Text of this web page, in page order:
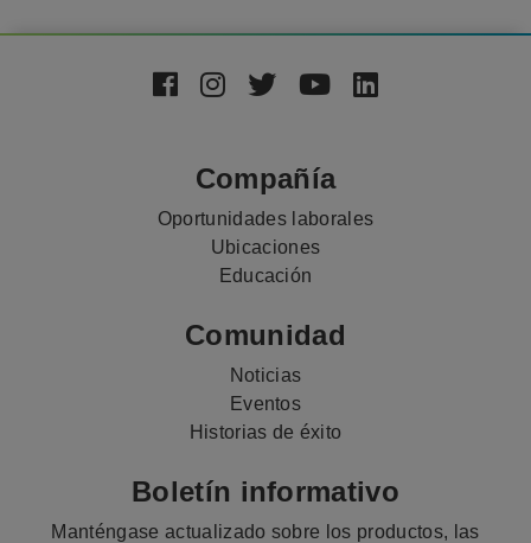
Compañía
Oportunidades laborales
Ubicaciones
Educación
Comunidad
Noticias
Eventos
Historias de éxito
Boletín informativo
Manténgase actualizado sobre los productos, las